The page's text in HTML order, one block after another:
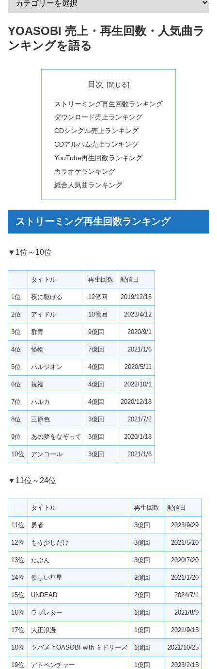
YOASOBI 売上・再生回数・人気曲ラ
ンキングを語る
目次
ストリーミング再生回数ランキング
ダウンロード売上ランキング
CDシングル売上ランキング
CDアルバム売上ランキング
YouTube再生回数ランキング
カラオケランキング
総合人気曲ランキング
ストリーミング再生回数ランキング
▼1位～10位
タイトル 再生回数 配信日
1位 夜に駆ける 12億回 2019/12/15
2位 アイドル 10億回 2023/4/12
3位 群青 9億回 2020/9/1
4位 怪物 7億回 2021/1/6
5位 ハルジオン 4億回 2020/5/11
6位 祝福 4億回 2022/10/1
7位 ハルカ 4億回 2020/12/18
8位 三原色 3億回 2021/7/2
9位 あの夢をなぞって 3億回 2020/1/18
10位 アンコール 3億回 2021/1/6
▼11位～24位
タイトル 再生回数 配信日
11位 勇者 3億回 2023/9/29
12位 もう少しだけ 3億回 2021/5/10
13位 たぶん 3億回 2020/7/20
14位 優しい彗星 2億回 2021/1/20
15位 UNDEAD 2億回 2024/7/1
16位 ラブレター 1億回 2021/8/9
17位 大正浪漫 1億回 2021/9/15
18位 ツバメ YOASOBI with ミドリーズ 1億回 2021/10/25
19位 アドベンチャー 1億回 2023/2/15